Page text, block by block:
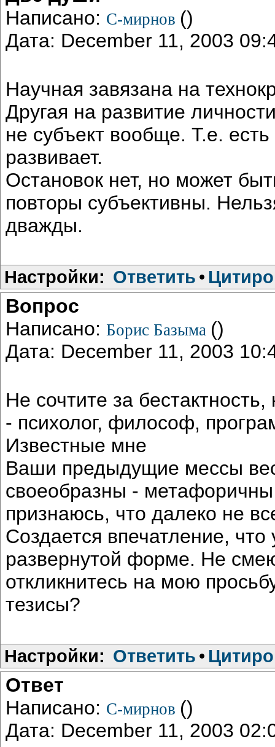
Написано: С-мирнов ()
Дата: December 11, 2003
Научная завязана на
Другая на развитие
не субъект вообще. Т.е.
развивает.
Остановок нет, но может
повторы субъективны.
дважды.
Настройки: Ответить •
Вопрос
Написано: Борис Базыма ()
Дата: December 11, 2003
Не сочтите за
- психолог, философ,
Известные мне
Ваши предыдущие мессы
своеобразны -
признаюсь, что далеко не
Создается впечатление,
развернутой форме. Не
откликнитесь на мою
тезисы?
Настройки: Ответить •
Ответ
Написано: С-мирнов ()
Дата: December 11, 2003